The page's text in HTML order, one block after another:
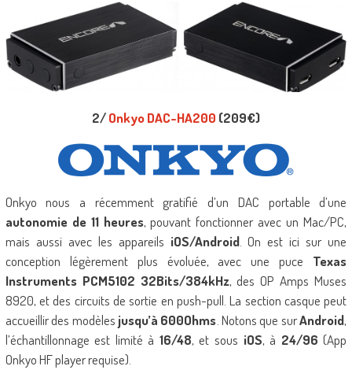
2/Onkyo DAC-HA200 (209€)
Onkyo nous a récemment gratifié d’un DAC portable d’une
autonomie de 11 heures, pouvant fonctionner avec un Mac/PC,
mais aussi avec les appareils iOS/Android. On est ici sur une
conception légèrement plus évoluée, avec une puce Texas
Instruments PCM5102 32Bits/384kHz, des OP Amps Muses
8920, et des circuits de sortie en push-pull. La section casque peut
accueillir des modèles jusqu’à 600Ohms . Notons que surAndroid,
l’échantillonnage est limité à 16/48, et sous iOS, à 24/96 (App
Onkyo HF player requise).